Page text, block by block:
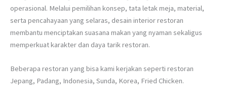
operasional. Melalui pemilihan konsep, tata letak meja, material,
serta pencahayaan yang selaras, desain interior restoran
membantu menciptakan suasana makan yang nyaman sekaligus
memperkuat karakter dan daya tarik restoran.
Beberapa restoran yang bisa kami kerjakan seperti restoran
Jepang, Padang, Indonesia, Sunda, Korea, Fried Chicken.